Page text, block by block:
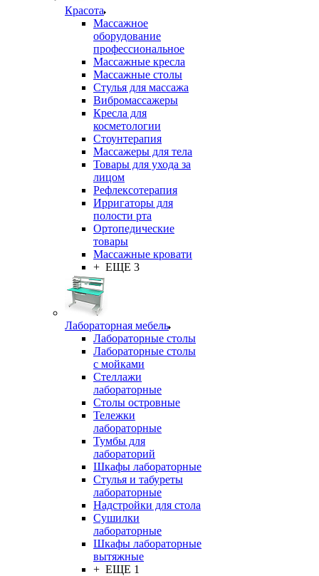
Красота
Массажное
оборудование
профессиональное
Массажные кресла
Массажные столы
Стулья для массажа
Вибромассажеры
Кресла для
косметологии
Стоунтерапия
Массажеры для тела
Товары для ухода за
лицом
Рефлексотерапия
Ирригаторы для
полости рта
Ортопедические
товары
Массажные кровати
+ ЕЩЕ 3
Лабораторная мебель
Лабораторные столы
Лабораторные столы
с мойками
Стеллажи
лабораторные
Столы островные
Тележки
лабораторные
Тумбы для
лабораторий
Шкафы лабораторные
Стулья и табуреты
лабораторные
Надстройки для стола
Сушилки
лабораторные
Шкафы лабораторные
вытяжные
+ ЕЩЕ 1